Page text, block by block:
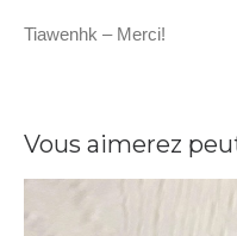
Tiawenhk – Merci!
Vous aimerez